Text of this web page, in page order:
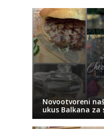
Novootvoreni
ukus Balkana za